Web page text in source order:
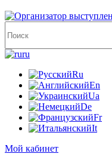
ru
Ru
En
Ua
De
Fr
It
Мой кабинет